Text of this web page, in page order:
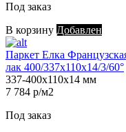
Под заказ
В корзину Добавлен
Паркет Елка
лак 400/337х110х14/3/60°
337-400х110х14 мм
7 784 р/м2
Под заказ